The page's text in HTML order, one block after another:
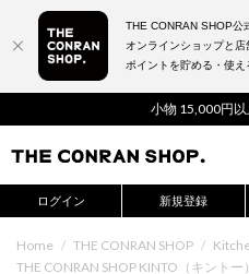
小物 15,000円以
ログイン 新規登録
Home / THE CONRAN SHOP /
THE CONRAN SHOP KINTO（キント
THE CONRAN SHOP公
オンラインショップと店
ポイントを貯める・使え